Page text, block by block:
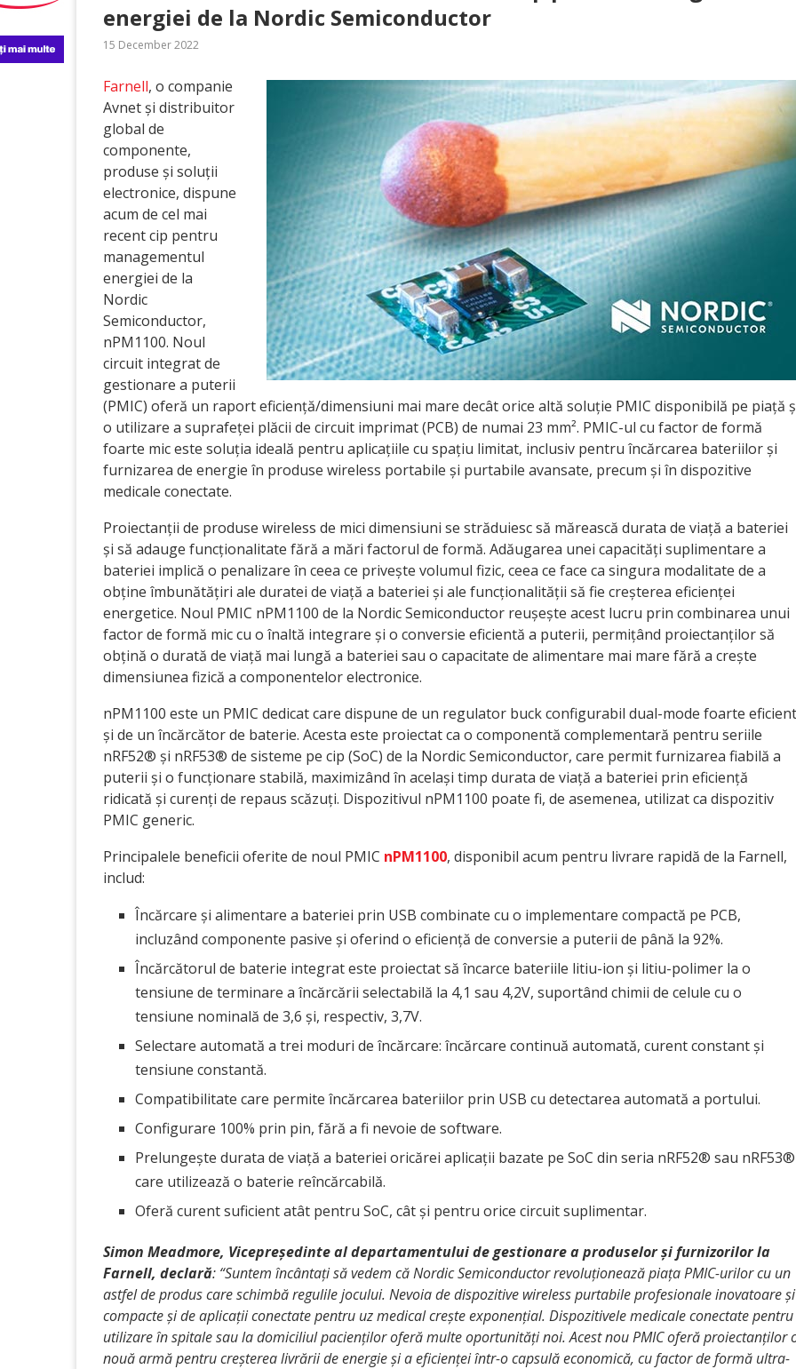
energiei de la Nordic Semiconductor
15 December 2022
Farnell, o companie
Avnet și distribuitor
global de
componente,
produse și soluții
electronice, dispune
acum de cel mai
recent cip pentru
managementul
energiei de la
Nordic
Semiconductor,
nPM1100. Noul
circuit integrat de
gestionare a puterii
(PMIC) oferă un raport eficiență/dimensiuni mai mare decât orice altă soluție PMIC disponibilă pe piață
o utilizare a suprafeței plăcii de circuit imprimat (PCB) de numai 23 mm². PMIC-ul cu factor de formă
foarte mic este soluția ideală pentru aplicațiile cu spațiu limitat, inclusiv pentru încărcarea bateriilor și
furnizarea de energie în produse wireless portabile și purtabile avansate, precum și în dispozitive
medicale conectate.
Proiectanții de produse wireless de mici dimensiuni se străduiesc să mărească durata de viață a bateriei
și să adauge funcționalitate fără a mări factorul de formă. Adăugarea unei capacități suplimentare a
bateriei implică o penalizare în ceea ce privește volumul fizic, ceea ce face ca singura modalitate de a
obține îmbunătățiri ale duratei de viață a bateriei și ale funcționalității să fie creșterea eficienței
energetice. Noul PMIC nPM1100 de la Nordic Semiconductor reușește acest lucru prin combinarea unui
factor de formă mic cu o înaltă integrare și o conversie eficientă a puterii, permițând proiectanților să
obțină o durată de viață mai lungă a bateriei sau o capacitate de alimentare mai mare fără a crește
dimensiunea fizică a componentelor electronice.
nPM1100 este un PMIC dedicat care dispune de un regulator buck configurabil dual-mode foarte eficient
și de un încărcător de baterie. Acesta este proiectat ca o componentă complementară pentru seriile
nRF52® și nRF53® de sisteme pe cip (SoC) de la Nordic Semiconductor, care permit furnizarea fiabilă a
puterii și o funcționare stabilă, maximizând în același timp durata de viață a bateriei prin eficiență
ridicată și curenți de repaus scăzuți. Dispozitivul nPM1100 poate fi, de asemenea, utilizat ca dispozitiv
PMIC generic.
Principalele beneficii oferite de noul PMIC nPM1100, disponibil acum pentru livrare rapidă de la Farnell,
includ:
Încărcare și alimentare a bateriei prin USB combinate cu o implementare compactă pe PCB,
incluzând componente pasive și oferind o eficiență de conversie a puterii de până la 92%.
Încărcătorul de baterie integrat este proiectat să încarce bateriile litiu-ion și litiu-polimer la o
tensiune de terminare a încărcării selectabilă la 4,1 sau 4,2V, suportând chimii de celule cu o
tensiune nominală de 3,6 și, respectiv, 3,7V.
Selectare automată a trei moduri de încărcare: încărcare continuă automată, curent constant și
tensiune constantă.
Compatibilitate care permite încărcarea bateriilor prin USB cu detectarea automată a portului.
Configurare 100% prin pin, fără a fi nevoie de software.
Prelungește durata de viață a bateriei oricărei aplicații bazate pe SoC din seria nRF52® sau nRF53®
care utilizează o baterie reîncărcabilă.
Oferă curent suficient atât pentru SoC, cât și pentru orice circuit suplimentar.
Simon Meadmore, Vicepreședinte al departamentului de gestionare a produselor și furnizorilor la
Farnell, declară: “Suntem încântați să vedem că Nordic Semiconductor revoluționează piața PMIC-urilor cu un
astfel de produs care schimbă regulile jocului. Nevoia de dispozitive wireless purtabile profesionale inovatoare și
compacte și de aplicații conectate pentru uz medical crește exponențial. Dispozitivele medicale conectate pentru
utilizare în spitale sau la domiciliul pacienților oferă multe oportunități noi. Acest nou PMIC oferă proiectanților
nouă armă pentru creșterea livrării de energie și a eficienței într-o capsulă economică, cu factor de formă ultra-